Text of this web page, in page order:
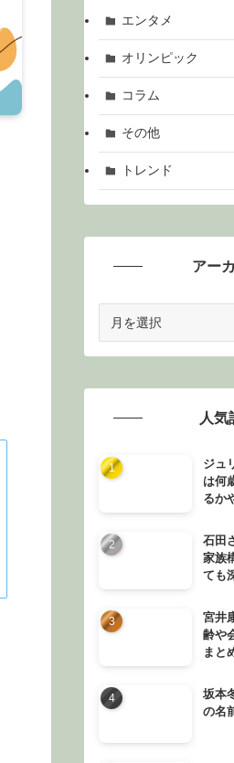
エンタメ
オリンピック
コラム
その他
トレンド
アー
ブ
人気
ジュ
は何
るか
石田
家族
ても
宮井
齢や
まと
坂本
の名